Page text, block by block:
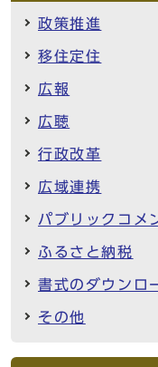
政策推進
移住定住
広報
広聴
行政改革
広域連携
パブリックコメ
ふるさと納税
書式のダウンロ
その他